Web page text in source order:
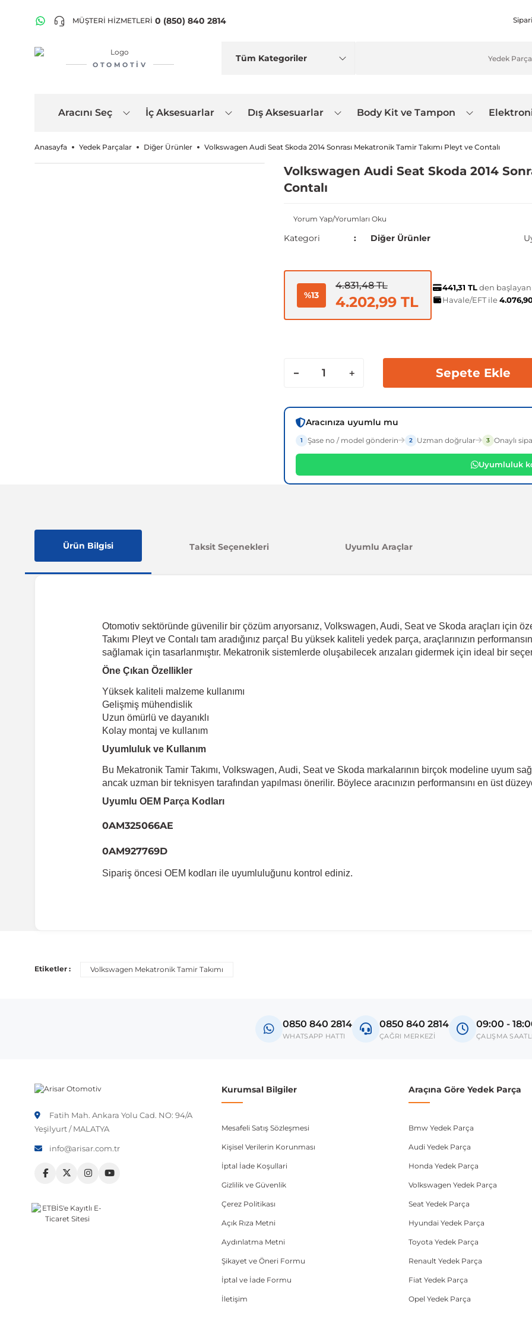
MÜŞTERİ HİZMETLERİ 0 (850) 840 2814
OTOMOTIV
Aracını Seç İç Aksesuarlar Dış Aksesuarlar Body Kit ve Tampon
Anasayfa Yedek Parçalar Diğer Ürünler Volkswagen Audi Seat Skoda 2014 Sonrası Mekatronik Tamir Takımı Pleyt ve Contalı
Volkswagen Audi Seat Skoda 2014
Contalı
Yorum Yap/Yorumları Oku
Kategori Diğer Ürünler
%13
4.831,48 TL
4.202,99 TL
441,31 TLden
Havale/EFT ile
Sepete Ekle
Aracınıza uyumlu mu
1 Şase no / model gönderin 2 Uzman doğrular 3 Onaylı
Uyumluluk
Ürün Bilgisi Taksit Seçenekleri Uyumlu Araçlar
Otomotiv sektöründe güvenilir bir çözüm arıyorsanız, Volkswagen, Audi, Seat ve Skoda araçları için
Takımı Pleyt ve Contalı tam aradığınız parça! Bu yüksek kaliteli yedek parça, araçlarınızın
sağlamak için tasarlanmıştır. Mekatronik sistemlerde oluşabilecek arızaları gidermek için ideal bir
Öne Çıkan Özellikler
Yüksek kaliteli malzeme kullanımı
Gelişmiş mühendislik
Uzun ömürlü ve dayanıklı
Kolay montaj ve kullanım
Uyumluluk ve Kullanım
Bu Mekatronik Tamir Takımı, Volkswagen, Audi, Seat ve Skoda markalarının birçok modeline uyum
ancak uzman bir teknisyen tarafından yapılması önerilir. Böylece aracınızın performansını en üst
Uyumlu OEM Parça Kodları
0AM325066AE
0AM927769D
Sipariş öncesi OEM kodları ile uyumluluğunu kontrol ediniz.
Passat B7
Seat Leon III
Skoda Octavia III
Not:
Araç üreticileri aynı model yılı içerisinde farklı donanım ve kasa tipleri kullanabilmektedir. Sipariş vermeden önce OEM
Etiketler : Volkswagen Mekatronik Tamir Takımı
0850 840 2814
WHATSAPP HATTI
0850 840 2814
ÇAĞRI MERKEZİ
09:00 -
ÇALIŞMA
Fatih Mah. Ankara Yolu Cad. NO: 94/A
Yeşilyurt / MALATYA
info@arisar.com.tr
Kurumsal Bilgiler
Mesafeli Satış Sözleşmesi
Kişisel Verilerin Korunması
İptal İade Koşullari
Gizlilik ve Güvenlik
Çerez Politikası
Açık Rıza Metni
Aydınlatma Metni
Şikayet ve Öneri Formu
İptal ve İade Formu
İletişim
Araçına Göre Yedek Parça
Bmw Yedek Parça
Audi Yedek Parça
Honda Yedek Parça
Volkswagen Yedek Parça
Seat Yedek Parça
Hyundai Yedek Parça
Toyota Yedek Parça
Renault Yedek Parça
Fiat Yedek Parça
Opel Yedek Parça